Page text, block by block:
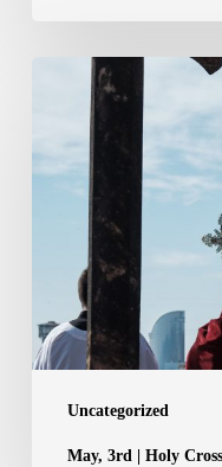
Uncategorized
Holy
Cathedral
May, 3rd | Holy